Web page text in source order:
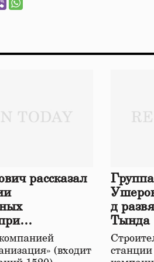
рассказал
нового моста
(входит
д
Тында